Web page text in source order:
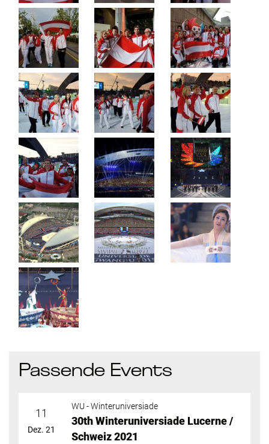
Passende Events
11
Dez. 21
WU - Winteruniversiade
30th Winteruniversiade Lucerne /
Schweiz 2021